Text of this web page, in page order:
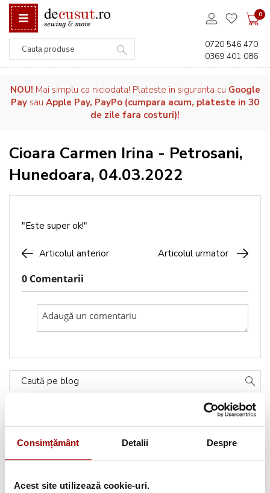
Consimțământ Detalii Despre
Acest site utilizează cookie-uri.
0
0720 546 470
0369 401 086
NOU! Mai simplu ca niciodata! Plateste in siguranta cu Google
Pay sau Apple Pay, PayPo (cumpara acum, plateste in 30
de zile fara costuri)!
Cioara Carmen Irina - Petrosani,
Hunedoara, 04.03.2022
"Este super ok!"
Articolul anterior Articolul urmator
0 Comentarii
Caută pe blog
Categorii
Testimoniale(1493)
Aplicatii textile(123)